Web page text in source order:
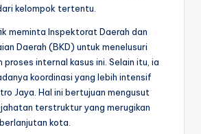
kelompok tertentu.
meminta Inspektorat Daerah dan
Daerah (BKD) untuk menelusuri
proses internal kasus ini. Selain itu, ia
koordinasi yang lebih intensif
Jaya. Hal ini bertujuan mengusut
terstruktur yang merugikan
kota.